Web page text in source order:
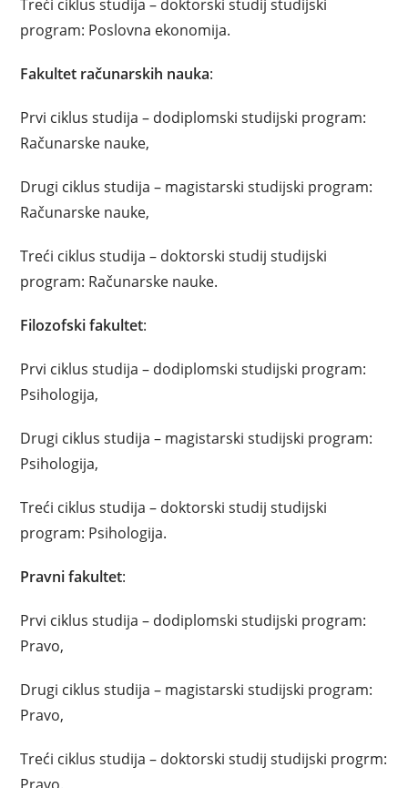
Treći ciklus studija – doktorski studij studijski
program: Poslovna ekonomija.
Fakultet računarskih nauka:
Prvi ciklus studija – dodiplomski studijski program:
Računarske nauke,
Drugi ciklus studija – magistarski studijski program:
Računarske nauke,
Treći ciklus studija – doktorski studij studijski
program: Računarske nauke.
Filozofski fakultet:
Prvi ciklus studija – dodiplomski studijski program:
Psihologija,
Drugi ciklus studija – magistarski studijski program:
Psihologija,
Treći ciklus studija – doktorski studij studijski
program: Psihologija.
Pravni fakultet:
Prvi ciklus studija – dodiplomski studijski program:
Pravo,
Drugi ciklus studija – magistarski studijski program:
Pravo,
Treći ciklus studija – doktorski studij studijski progrm: